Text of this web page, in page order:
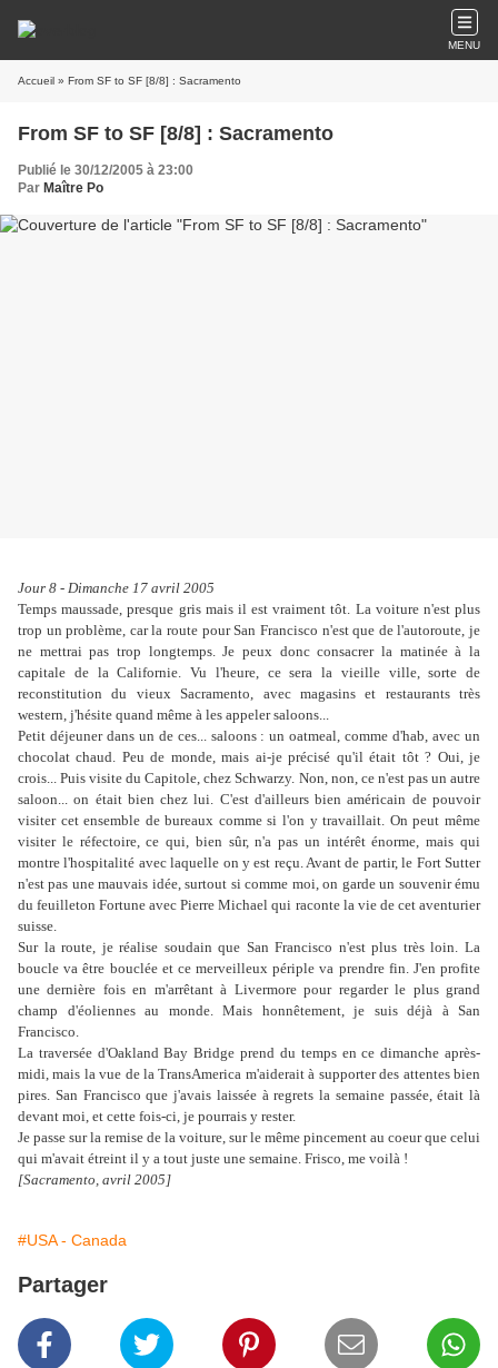
MENU
Accueil » From SF to SF [8/8] : Sacramento
From SF to SF [8/8] : Sacramento
Publié le 30/12/2005 à 23:00
Par Maître Po
Jour 8 - Dimanche 17 avril 2005
Temps maussade, presque gris mais il est vraiment tôt. La voiture n'est plus
trop un problème, car la route pour San Francisco n'est que de l'autoroute, je
ne mettrai pas trop longtemps. Je peux donc consacrer la matinée à la
capitale de la Californie. Vu l'heure, ce sera la vieille ville, sorte de
reconstitution du vieux Sacramento, avec magasins et restaurants très
western, j'hésite quand même à les appeler saloons...
Petit déjeuner dans un de ces... saloons : un oatmeal, comme d'hab, avec un
chocolat chaud. Peu de monde, mais ai-je précisé qu'il était tôt ? Oui, je
crois... Puis visite du Capitole, chez Schwarzy. Non, non, ce n'est pas un autre
saloon... on était bien chez lui. C'est d'ailleurs bien américain de pouvoir
visiter cet ensemble de bureaux comme si l'on y travaillait. On peut même
visiter le réfectoire, ce qui, bien sûr, n'a pas un intérêt énorme, mais qui
montre l'hospitalité avec laquelle on y est reçu. Avant de partir, le Fort Sutter
n'est pas une mauvais idée, surtout si comme moi, on garde un souvenir ému
du feuilleton Fortune avec Pierre Michael qui raconte la vie de cet aventurier
suisse.
Sur la route, je réalise soudain que San Francisco n'est plus très loin. La
boucle va être bouclée et ce merveilleux périple va prendre fin. J'en profite
une dernière fois en m'arrêtant à Livermore pour regarder le plus grand
champ d'éoliennes au monde. Mais honnêtement, je suis déjà à San
Francisco.
La traversée d'Oakland Bay Bridge prend du temps en ce dimanche après-
midi, mais la vue de la TransAmerica m'aiderait à supporter des attentes bien
pires. San Francisco que j'avais laissée à regrets la semaine passée, était là
devant moi, et cette fois-ci, je pourrais y rester.
Je passe sur la remise de la voiture, sur le même pincement au coeur que celui
qui m'avait étreint il y a tout juste une semaine. Frisco, me voilà !
[Sacramento, avril 2005]
#USA - Canada
Partager